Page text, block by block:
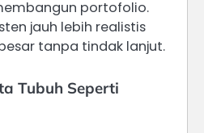
portofolio.
jauh lebih realistis
tanpa tindak lanjut.
Tubuh Seperti